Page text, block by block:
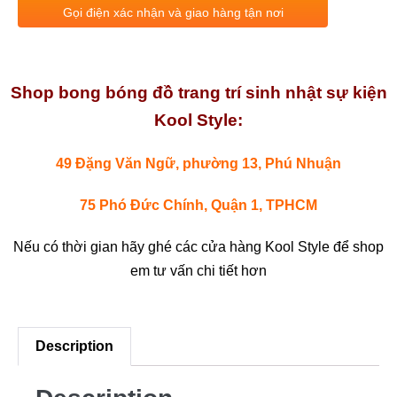
Gọi điện xác nhận và giao hàng tận nơi
Shop bong bóng đồ trang trí sinh nhật sự kiện
Kool Style:
49 Đặng Văn Ngữ, phường 13, Phú Nhuận
75 Phó Đức Chính, Quận 1, TPHCM
Nếu có thời gian hãy ghé các cửa hàng Kool Style để shop
em tư vấn chi tiết hơn
Description